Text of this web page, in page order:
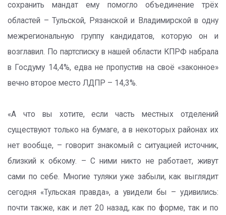
сохранить мандат ему помогло объединение трёх
областей – Тульской, Рязанской и Владимирской в одну
межрегиональную группу кандидатов, которую он и
возглавил. По партсписку в нашей области КПРФ набрала
в Госдуму 14,4%, едва не пропустив на своё «законное»
вечно второе место ЛДПР – 14,3%.
«А что вы хотите, если часть местных отделений
существуют только на бумаге, а в некоторых районах их
нет вообще, – говорит знакомый с ситуацией источник,
близкий к обкому. – С ними никто не работает, живут
сами по себе. Многие туляки уже забыли, как выглядит
сегодня «Тульская правда», а увидели бы – удивились:
почти также, как и лет 20 назад, как по форме, так и по